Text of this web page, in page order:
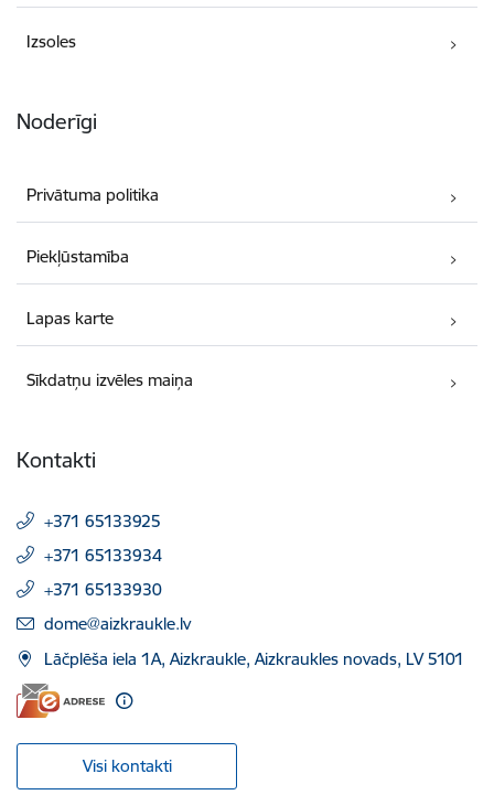
Izsoles
Noderīgi
Privātuma politika
Piekļūstamība
Lapas karte
Sīkdatņu izvēles maiņa
Kontakti
+371 65133925
+371 65133934
+371 65133930
E-pasts:
dome@aizkraukle.lv
Lāčplēša iela 1A, Aizkraukle, Aizkraukles novads, LV 5101
Visi kontakti